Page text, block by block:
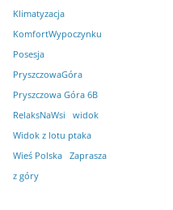
Klimatyzacja
KomfortWypoczynku
Posesja
PryszczowaGóra
Pryszczowa Góra 6B
RelaksNaWsi
widok
Widok z lotu ptaka
Wieś Polska
Zaprasza
z góry